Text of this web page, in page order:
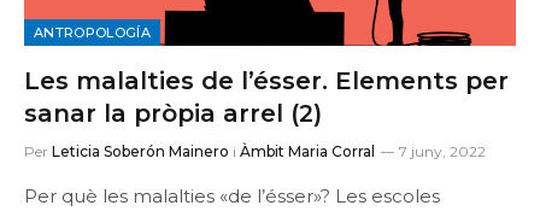
ANTROPOLOGÍA
Les malalties de l’ésser. Elements per
sanar la pròpia arrel (2)
Per Leticia Soberón Mainero i Àmbit Maria Corral 7 juny, 2022
Per què les malalties «de l’ésser»? Les escoles